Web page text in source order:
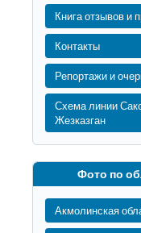
Книга отзывов и
Контакты
Репортажи и
Схема линии
Жезказган
Фото по
Акмолинская